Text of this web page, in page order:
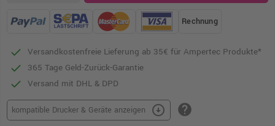
Rechnung
Versandkostenfreie Lieferung ab 35€ für Ampertec Produkte*
365 Tage Geld-Zurück-Garantie
Versand mit DHL & DPD
kompatible Drucker & Geräte anzeigen arrow_circle_down help